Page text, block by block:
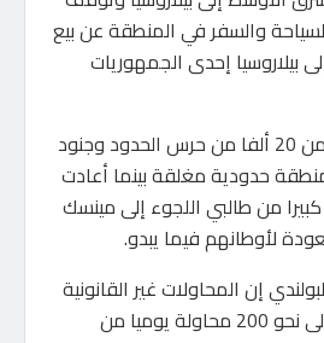
والسفر في المنطقة عن بيع
بيلاروسيا إحدى الجمهوريات
أكثر من 20 ألفا من حرس الحدود وجنود
حدودية مغلقة بينما أعادت
من طالبي اللجوء إلى مينسك
لأوطانهم فيما يبدو.
إن المحاولات غير القانونية
لعبور الحدود تراجعت إلى نحو 200 محاولة يوميا من